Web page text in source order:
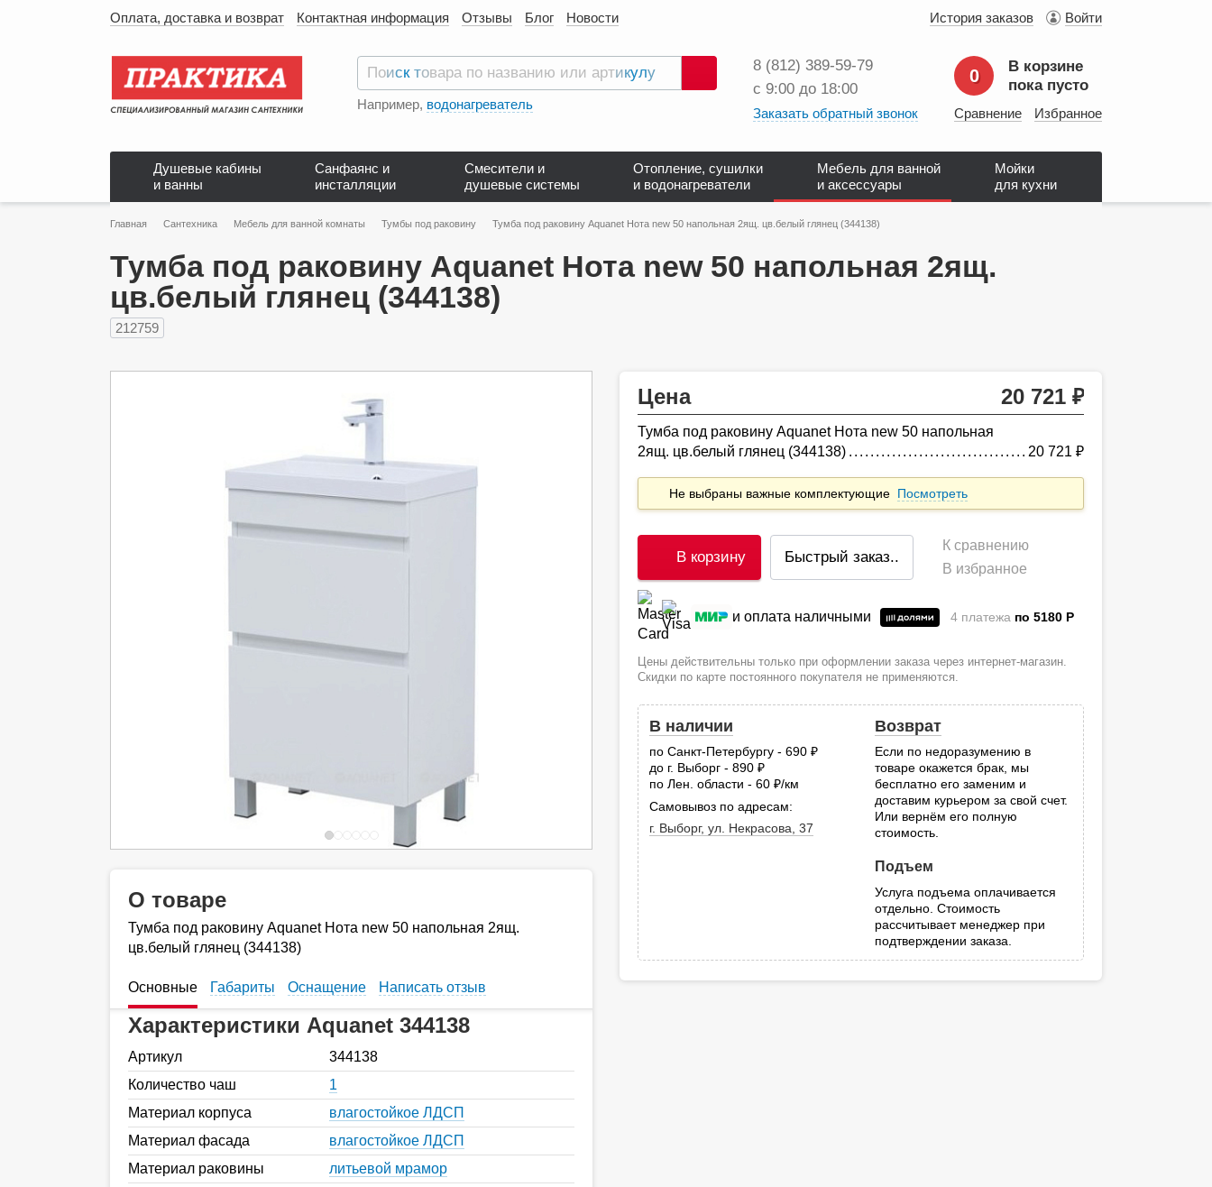
Оплата, доставка и возврат Контактная информация Отзывы Блог Новости История заказов Войти
Поиск
Например, водонагреватель
8 (812) 389‑59‑79
с 9:00 до 18:00
Заказать обратный звонок
0
В корзине
пока пусто
Сравнение Избранное
Душевые кабины
и ванны
Санфаянс и
инсталляции
Смесители и
душевые системы
Отопление, сушилки
и водонагреватели
Мебель для ванной
и аксессуары
Мойки
для кухни
Главная Сантехника Мебель для ванной комнаты Тумбы под раковину Тумба под раковину Aquanet Нота new 50 напольная 2ящ. цв.белый глянец (344138)
Тумба под раковину Aquanet Нота new 50 напольная 2ящ.
цв.белый глянец (344138)
212759
Цена 20 721
Тумба под раковину Aquanet Нота new 50 напольная
2ящ. цв.белый глянец (344138)
20 721
Не выбраны важные комплектующие Посмотреть
В корзину Быстрый заказ..
К сравнению
В избранное
и оплата наличными 4 платежа по 5180 P
Цены действительны только при оформлении заказа через интернет-магазин.
Скидки по карте постоянного покупателя не применяются.
В наличии
по Санкт-Петербургу - 690
до г. Выборг - 890
по Лен. области - 60
руб.
/км
Самовывоз по адресам:
г. Выборг, ул. Некрасова, 37
Возврат
Если по недоразумению в
товаре окажется брак, мы
бесплатно его заменим и
доставим курьером за свой счет.
Или вернём его полную
стоимость.
Подъем
Услуга подъема оплачивается
отдельно. Стоимость
рассчитывает менеджер при
подтверждении заказа.
О товаре
Тумба под раковину Aquanet Нота new 50 напольная 2ящ.
цв.белый глянец (344138)
Основные Габариты Оснащение Написать отзыв
Характеристики Aquanet 344138
Артикул
344138
Количество чаш
1
Материал корпуса
влагостойкое ЛДСП
Материал фасада
влагостойкое ЛДСП
Материал раковины
литьевой мрамор